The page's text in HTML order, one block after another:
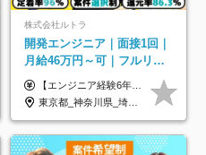
株式会社ルトラ
開発エンジニア｜面接1回｜
月給46万円～可｜フルリモ
ートも可｜案件選択制｜定
着率96％以上｜副業OK｜住
宅手当
【エンジニア経験6年以上の方】 月給46万円～100万円（固定残業代含む） ※上記月給には月30時間分の固定残業代（月8万7,400円～月19万円）を含む。超過分は全額支給。 【エンジニア経験4年以上の方】 月給42万円～100万円（固定残業代含む） ※上記月給には月30時間分の固定残業代（月7万9,800円～月19万円）を含む。超過分は全額支給。 【エンジニア経験4年未満の方】 月給38万円～100万円（固定残業代含む） ※上記月給には月30時間分の固定残業代（月7万2,200円～月19万円）を含む。超過分は全額支給。 ※経験、スキル、前職給与などを踏まえて決定。 ◆ルトラの給与制度のポイント！◆ ・社員の95%が入社時に年収UP！最高で300万円UPの実績も ・平均還元率86.3%（交通費・住宅手当・会社負担分の社保も含む） ・人柄やポテンシャルを評価し、スキル以上の希望年収を提示することも ・退職金制度やリファラル手当（平均50万円）あり
東京都_神奈川県_埼玉県_千葉県_大阪府_愛知県_北海道_青森県_岩手県_宮城県_秋田県_山形県_福島県_茨城県_栃木県_群馬県_新潟県_山梨県_長野県_富山県_石川県_福井県_静岡県_岐阜県_三重県_兵庫県_京都府_滋賀県_奈良県_和歌山県_広島県_岡山県_鳥取県_島根県_山口県_徳島県_香川県_愛媛県_高知県_福岡県_熊本県_佐賀県_長崎県_大分県_宮崎県_鹿児島県_沖縄県